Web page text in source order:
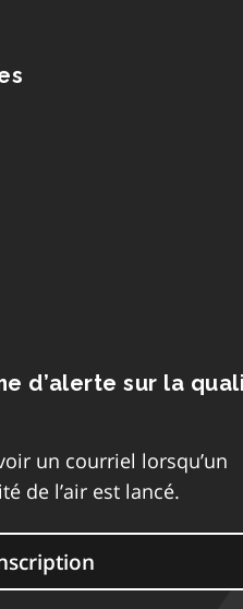
d’alerte sur la
un courriel lorsqu’un
de l’air est lancé.